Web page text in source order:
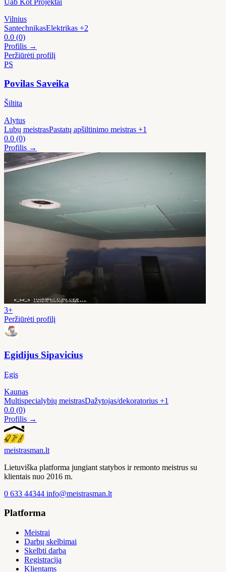
Vilnius
SantechnikasElektrikas +2
0.0 (0)
Profilis →
Peržiūrėti profilį
PS
Povilas Saveika
Šiltita
Alytus
Lubų meistrasPastatų apšiltinimo meistras +1
0.0 (0)
Profilis →
3+
Peržiūrėti profilį
Egidijus Sipavicius
Egis
Kaunas
Multispecialybių meistrasDažytojas/dekoratorius +1
0.0 (0)
Profilis →
meistrasman.lt
Lietuviška platforma jungiant statybos ir remonto meistrus su
klientais nuo 2016 m.
0 633 44344 info@meistrasman.lt
Platforma
Meistrai
Darbų skelbimai
Skelbti darbą
Registracija
Klientams